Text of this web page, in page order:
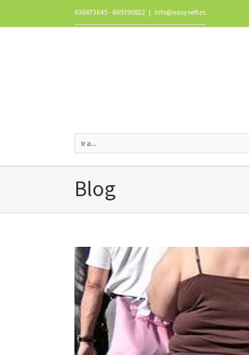
636473645 - 609390822 | info@easyself.es
Ir a...
Blog